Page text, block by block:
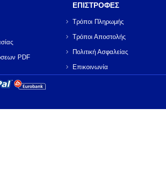
PDF
ΕΠΙΣΤΡΟΦΕΣ
Τρόποι Πληρωμής
Τρόποι Αποστολής
Πολιτική Ασφαλείας
Επικοινωνία